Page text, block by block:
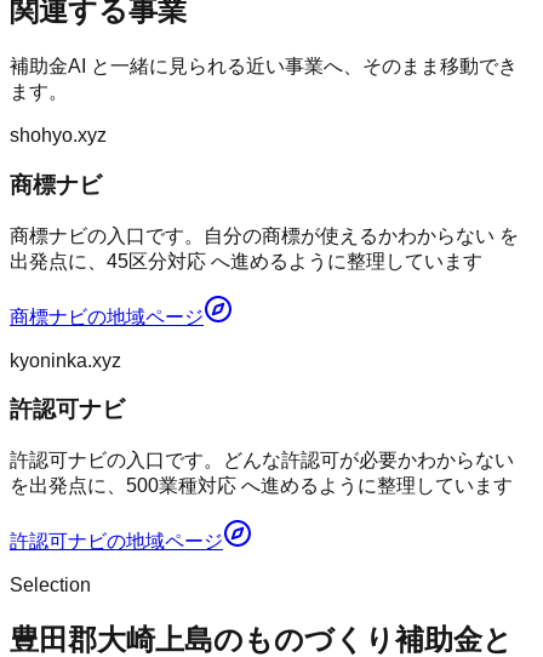
関連する事業
補助金AI
と一緒に見られる近い事業へ、そのまま移動でき
ます。
shohyo.xyz
商標ナビ
商標ナビの入口です。自分の商標が使えるかわからない を
出発点に、45区分対応 へ進めるように整理しています
商標ナビの地域ページ
kyoninka.xyz
許認可ナビ
許認可ナビの入口です。どんな許認可が必要かわからない
を出発点に、500業種対応 へ進めるように整理しています
許認可ナビの地域ページ
Selection
豊田郡大崎上島のものづくり補助金と